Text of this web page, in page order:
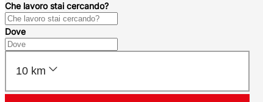
Che lavoro stai cercando?
Dove
10 km